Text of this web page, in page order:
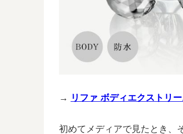
→ リファ ボディエクストリ
初めてメディアで見たとき、